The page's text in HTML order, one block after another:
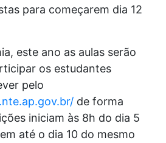
para começarem dia 12
este ano as aulas serão
os estudantes
pelo
de forma
iniciam às 8h do dia 5
até o dia 10 do mesmo